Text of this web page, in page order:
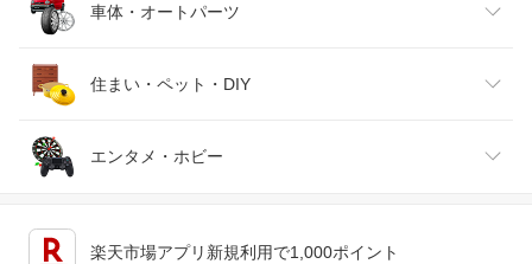
靴
腕時計
ジュエリー・アクセサリー
日本酒・焼酎
TV・オーディオ・カメラ
スマートフォン・タブレット
パソコン・周辺機器
スポーツ・アウトドア
ゴルフ
車体・オートパーツ
車用品・バイク用品
車・バイク
住まい・ペット・DIY
インテリア・寝具・収納
エンタメ・ホビー
楽天市場アプリ新規利用で1,000ポイント